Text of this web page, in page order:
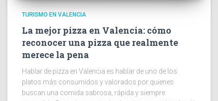
TURISMO EN VALENCIA
La mejor pizza en Valencia: cómo
reconocer una pizza que realmente
merece la pena
Hablar de pizza en Valencia es hablar de uno de los
platos más consumidos y valorados por quienes
buscan una comida sabrosa, rápida y siempre